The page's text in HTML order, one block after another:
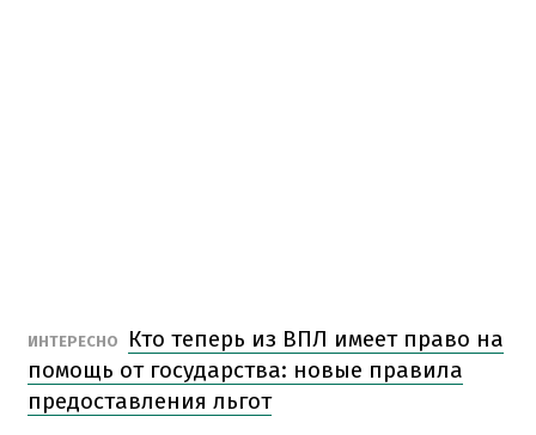
ИНТЕРЕСНО
Кто теперь из ВПЛ имеет право на
помощь от государства: новые правила
предоставления льгот